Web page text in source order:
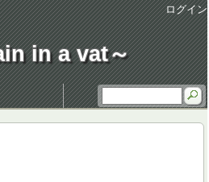
ログイン
in a vat～